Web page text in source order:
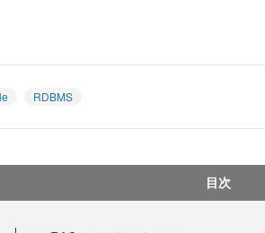
RDBMS
目次